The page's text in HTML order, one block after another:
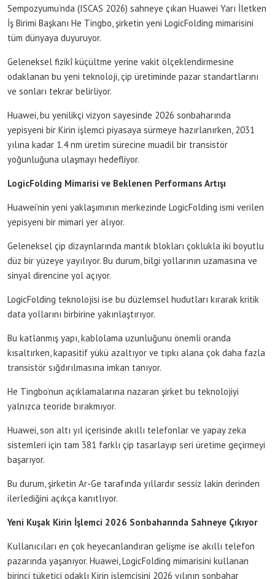
Sempozyumu’nda (ISCAS 2026) sahneye çıkan Huawei Yarı İletken
İş Birimi Başkanı He Tingbo, şirketin yeni LogicFolding mimarisini
tüm dünyaya duyuruyor.
Geleneksel fizikî küçültme yerine vakit ölçeklendirmesine
odaklanan bu yeni teknoloji, çip üretiminde pazar standartlarını
ve sonları tekrar belirliyor.
Huawei, bu yenilikçi vizyon sayesinde 2026 sonbaharında
yepisyeni bir Kirin işlemci piyasaya sürmeye hazırlanırken, 2031
yılına kadar 1.4 nm üretim sürecine muadil bir transistör
yoğunluğuna ulaşmayı hedefliyor.
LogicFolding Mimarisi ve Beklenen Performans Artışı
Huawei’nin yeni yaklaşımının merkezinde LogicFolding ismi verilen
yepisyeni bir mimari yer alıyor.
Geleneksel çip dizaynlarında mantık blokları çoklukla iki boyutlu
düz bir yüzeye yayılıyor. Bu durum, bilgi yollarının uzamasına ve
sinyal direncine yol açıyor.
LogicFolding teknolojisi ise bu düzlemsel hudutları kırarak kritik
data yollarını birbirine yakınlaştırıyor.
Bu katlanmış yapı, kablolama uzunluğunu önemli oranda
kısaltırken, kapasitif yükü azaltıyor ve tıpkı alana çok daha fazla
transistör sığdırılmasına imkan tanıyor.
He Tingbo’nun açıklamalarına nazaran şirket bu teknolojiyi
yalnızca teoride bırakmıyor.
Huawei, son altı yıl içerisinde akıllı telefonlar ve yapay zeka
sistemleri için tam 381 farklı çip tasarlayıp seri üretime geçirmeyi
başarıyor.
Bu durum, şirketin Ar-Ge tarafında yıllardır sessiz lakin derinden
ilerlediğini açıkça kanıtlıyor.
Yeni Kuşak Kirin İşlemci 2026 Sonbaharında Sahneye Çıkıyor
Kullanıcıları en çok heyecanlandıran gelişme ise akıllı telefon
pazarında yaşanıyor. Huawei, LogicFolding mimarisini kullanan
birinci tüketici odaklı Kirin işlemcisini 2026 yılının sonbahar